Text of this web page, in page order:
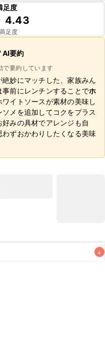
足度
4.43
足度
AI要約
で要約しています
妙にマッチした、家族みん
前にレンチンすることでホ
イトソースが素材の美味し
メを追加してコクをプラス
みの具材でアレンジも自
ずおかわりしたくなる美味
+
。なるべくお早めにお召